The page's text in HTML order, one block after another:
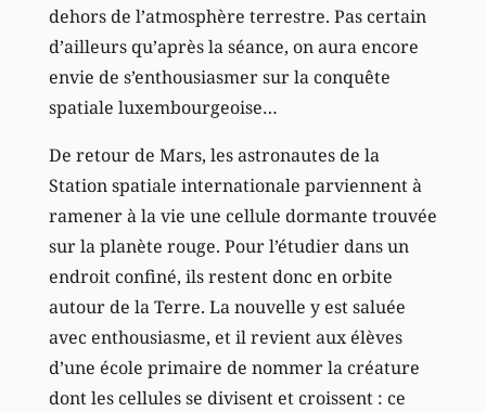
dehors de l’atmosphère terrestre. Pas certain
d’ailleurs qu’après la séance, on aura encore
envie de s’enthousiasmer sur la conquête
spatiale luxembourgeoise…
De retour de Mars, les astronautes de la
Station spatiale internationale parviennent à
ramener à la vie une cellule dormante trouvée
sur la planète rouge. Pour l’étudier dans un
endroit confiné, ils restent donc en orbite
autour de la Terre. La nouvelle y est saluée
avec enthousiasme, et il revient aux élèves
d’une école primaire de nommer la créature
dont les cellules se divisent et croissent : ce